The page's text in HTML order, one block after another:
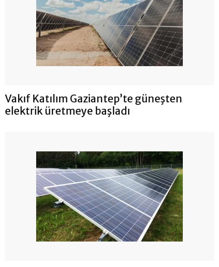
Vakıf Katılım Gaziantep’te güneşten
elektrik üretmeye başladı